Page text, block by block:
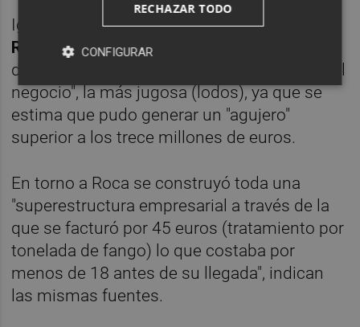
Igual de imprescindible esJorge Ignacio
Roca
-actualmente en paradero
desconocido- para entender la "otra parte del
negocio", la más jugosa (lodos), ya que se
estima que pudo generar un "agujero"
superior a los trece millones de euros.
En torno a Roca se construyó toda una
"superestructura empresarial a través de la
que se facturó por 45 euros (tratamiento por
tonelada de fango) lo que costaba por
menos de 18 antes de su llegada", indican
las mismas fuentes.
RECHAZAR TODO
CONFIGURAR